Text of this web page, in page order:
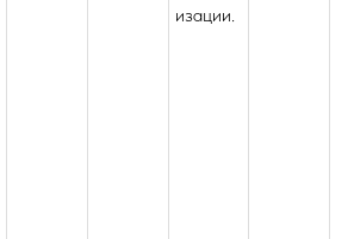
изации.